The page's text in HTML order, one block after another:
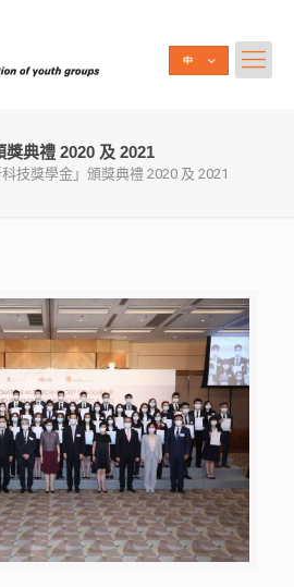
獎典禮 2020 及 2021
科技獎學金」頒獎典禮 2020 及 2021